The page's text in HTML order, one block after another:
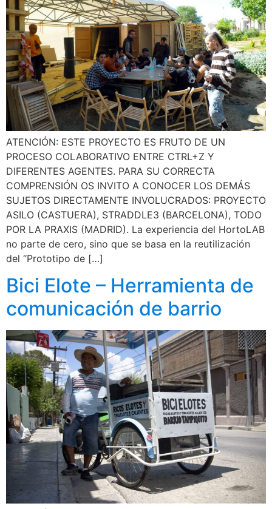
ATENCIÓN: ESTE PROYECTO ES FRUTO DE UN
PROCESO COLABORATIVO ENTRE CTRL+Z Y
DIFERENTES AGENTES. PARA SU CORRECTA
COMPRENSIÓN OS INVITO A CONOCER LOS DEMÁS
SUJETOS DIRECTAMENTE INVOLUCRADOS: PROYECTO
ASILO (CASTUERA), STRADDLE3 (BARCELONA), TODO
POR LA PRAXIS (MADRID). La experiencia del HortoLAB
no parte de cero, sino que se basa en la reutilización
del “Prototipo de […]
Bici Elote – Herramienta de
comunicación de barrio